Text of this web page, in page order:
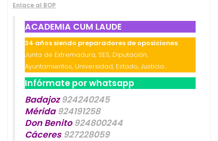
Enlace al BOP
ACADEMIA CUM LAUDE
34 años siendo preparadores de oposiciones:
Junta de Extremadura, SES, Diputación,
Ayuntamientos, Universidad, Estado, Justicia…
Infórmate por whatsapp
Badajoz924240245
Mérida 924191258
Don Benito 924800244
Cáceres 927228059